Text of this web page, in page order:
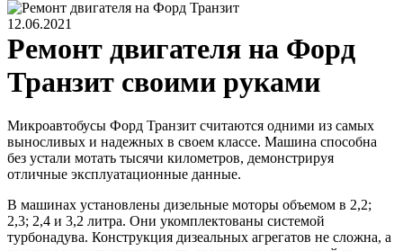
12.06.2021
Ремонт двигателя на Форд
Транзит своими руками
Микроавтобусы Форд Транзит считаются одними из самых
выносливых и надежных в своем классе. Машина способна
без устали мотать тысячи километров, демонстрируя
отличные эксплуатационные данные.
В машинах установлены дизельные моторы объемом в 2,2;
2,3; 2,4 и 3,2 литра. Они укомплектованы системой
турбонадува. Конструкция дизеальных агрегатов не сложна, а